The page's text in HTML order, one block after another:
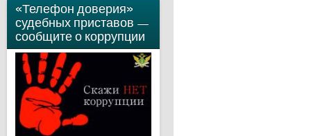
«Телефон доверия»
судебных приставов —
сообщите о коррупции